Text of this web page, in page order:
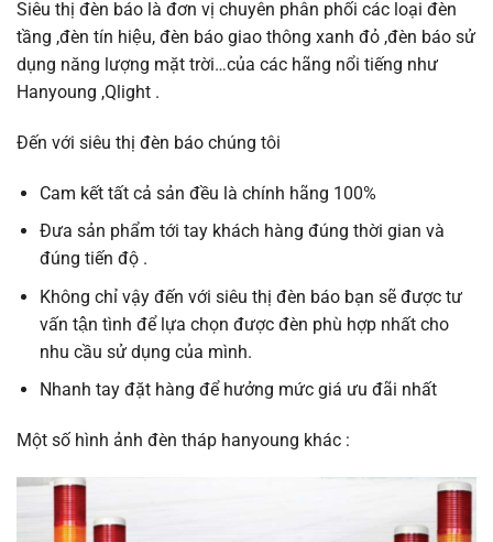
Siêu thị đèn báo là đơn vị chuyên phân phối các loại đèn
tầng ,đèn tín hiệu, đèn báo giao thông xanh đỏ ,đèn báo sử
dụng năng lượng mặt trời…của các hãng nổi tiếng như
Hanyoung ,Qlight .
Đến với siêu thị đèn báo chúng tôi
Cam kết tất cả sản đều là chính hãng 100%
Đưa sản phẩm tới tay khách hàng đúng thời gian và
đúng tiến độ .
Không chỉ vậy đến với siêu thị đèn báo bạn sẽ được tư
vấn tận tình để lựa chọn được đèn phù hợp nhất cho
nhu cầu sử dụng của mình.
Nhanh tay đặt hàng để hưởng mức giá ưu đãi nhất
Một số hình ảnh đèn tháp hanyoung khác :